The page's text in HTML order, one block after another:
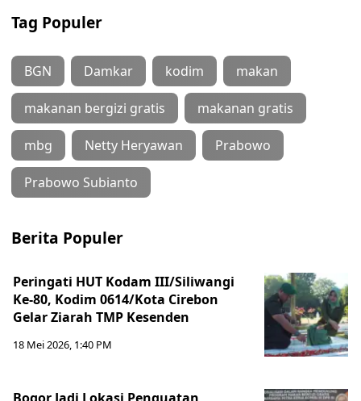
Tag Populer
BGN Damkar kodim makan
makanan bergizi gratis makanan gratis
mbg Netty Heryawan Prabowo
Prabowo Subianto
Berita Populer
Peringati HUT Kodam III/Siliwangi
Ke-80, Kodim 0614/Kota Cirebon
Gelar Ziarah TMP Kesenden
18 Mei 2026, 1:40 PM